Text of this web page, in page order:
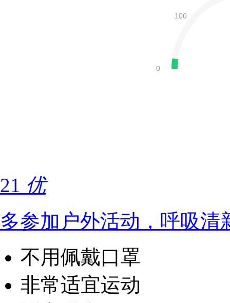
21 优
多参加户外活动，呼吸清
不用佩戴口罩
非常适宜运动